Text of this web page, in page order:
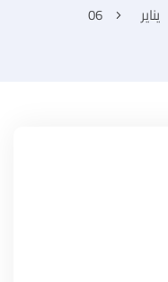
يناير 06